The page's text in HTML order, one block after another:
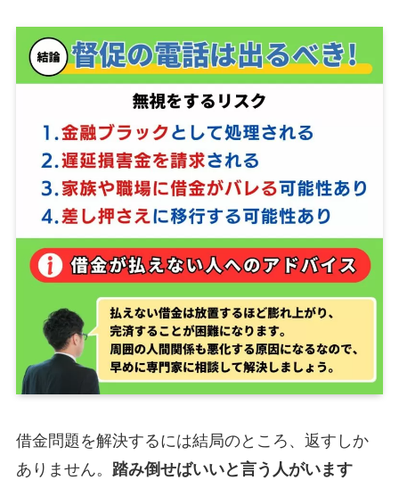
借金問題を解決するには結局のところ、返すしか
ありません。 踏み倒せばいいと言う人がいます